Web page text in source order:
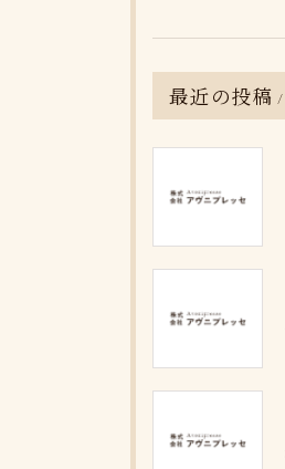
最近の投稿